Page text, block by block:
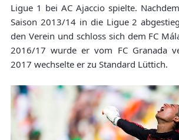
Ligue 1 bei AC Ajaccio spielte.
Saison 2013/14 in die Ligue 2
den Verein und schloss sich dem FC
2016/17 wurde er vom FC Granada
2017 wechselte er zu Standard Lüttich.